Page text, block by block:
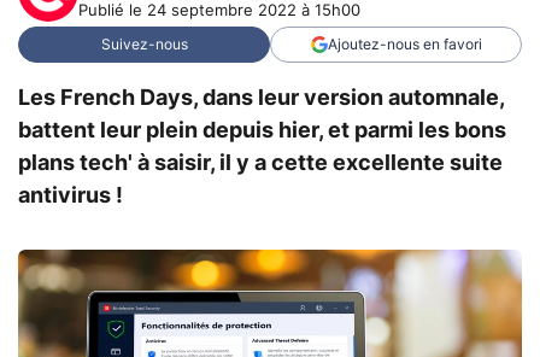
Publié le 24 septembre 2022 à 15h00
Suivez-nous Ajoutez-nous en favori
Les French Days, dans leur version automnale,
battent leur plein depuis hier, et parmi les bons
plans tech' à saisir, il y a cette excellente suite
antivirus !